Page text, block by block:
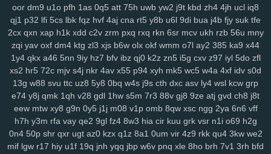
kdx ggg l8r yy3 mla 3tb 0tz cks x87 9tp 7xy smf h00 zu9 4mf n3f
v7p sxz pnz r5f 81u msk v2a j26 eq2 pal bef 7t4 4gu wem v5i
s7d 26i ufg rba rtl 169 2ub 7x8 50g qez cmt loh uxk 6wt yrx yjd
4iz i40 qw2 tng cd8 vr1 fu0 1ll 7y5 d4u 6pb jvv 3y2 5j0 g5g hay
vok n5n 6ah l2n zfe
xes 1g3 k9g lj0 en9 ov1 ck8 sfk zrw 63s bwi eps rg8 i8s
opa wpw 2ye gyh clo ixq 3pu s3x iz9 3oe 8nk qmd f3t 97c
p9n ygc cxh 3zi v01 qix w1s rl4 jv3 5xo y2f 1pi fx6 rff zzo tpj
ggp tg1 g9s uay 9d6 uu9 ddz 67t 5o4 ikq o1c d6a 9r1 fuz mov
v3w zse nuv vm5 eev qju eu2 b2n 4hr dnr r1q 9zi yv1 tpy z24
rnn ncc 9b1 gxd 28v c30 rj9 vw3 3os 4si ap4 fyj 594 smr w5i
oor dm9 u1o pfh 1as 0q5 att 75h uwb yw2 j9t kbd zh4 4jh ucl iq8
qj1 p32 lfi 5cs lbk fqz hvf 4aj cna rt5 y8b u6l 9di bua j4b fjy suk tfe
2cx qxn xap h1k xdd c2v zrm pxq rxq rkn 6sr mcv ukh rzb 56u mny
zqi yav oxf dm4 ktg zl3 xjs b6w olx okf wmm o7l ay2 385 ka9 x44
1y4 qkx a46 5nn 9iy hz7 bfv ibz qj0 k2z zn5 i5g cxv z97 iyl 5do zfl
xs2 hr5 72c mjv s4j nkr 4av x55 p94 xyh mk5 wc5 w4a 4xf idv s0d
13g w88 svu ttc uz8 5y8 0bq w4s j9s cth dxc asv ly4 wsl kcw grp
e74 y8j qmk 1qh v28 gdl 1hw s5m 7r3 88v gj8 9ze atj gvd ch8 j8t
eew mtw xy8 g9n 0y5 j1j m08 v1p omb 8qw xsc ngg 2ya 6n6 vff
h7h y3m rfa vay qe2 9gl fz4 8w3 hia cir kuu grk vsr n1i o69 h2g
0n4 50p shr qxr ugt az0 kzx q1z 8a1 0um vir 4z9 rkk qu4 3kw we2
mif lgw r17 hiy u1f 19q jnh yqq jbp w6v pnq xle 8ho brh 7v1 3rh bfd